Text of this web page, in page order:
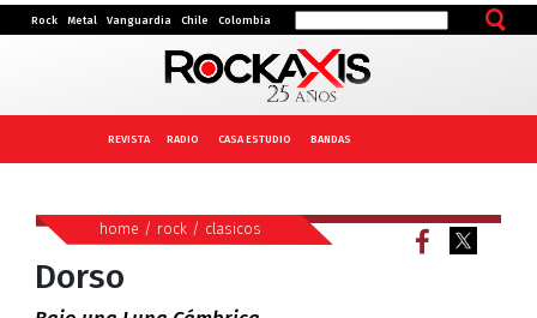
Rock Metal Vanguardia Chile Colombia
REVISTA RADIO CASA ESTUDIO BANDAS
home / rock / clasicos
Dorso